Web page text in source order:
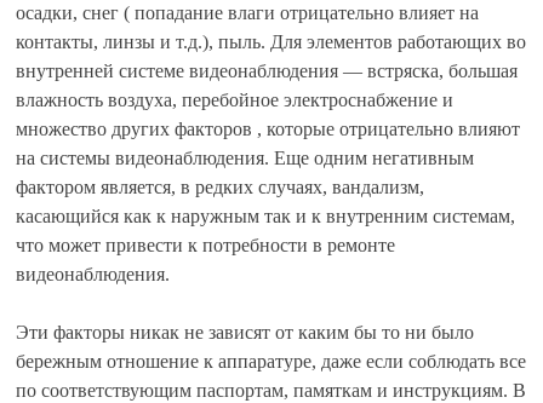
осадки, снег ( попадание влаги отрицательно влияет на
контакты, линзы и т.д.), пыль. Для элементов работающих во
внутренней системе видеонаблюдения — встряска, большая
влажность воздуха, перебойное электроснабжение и
множество других факторов , которые отрицательно влияют
на системы видеонаблюдения. Еще одним негативным
фактором является, в редких случаях, вандализм,
касающийся как к наружным так и к внутренним системам,
что может привести к потребности в ремонте
видеонаблюдения.
Эти факторы никак не зависят от каким бы то ни было
бережным отношение к аппаратуре, даже если соблюдать все
по соответствующим паспортам, памяткам и инструкциям. В